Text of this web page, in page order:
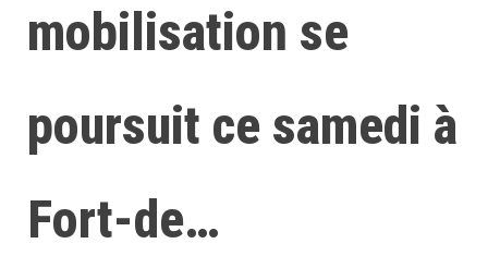
mobilisation se
poursuit ce samedi à
Fort-de…